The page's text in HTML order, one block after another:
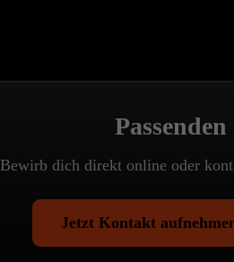
Bewirb dich direkt online oder
Jetzt Kontakt